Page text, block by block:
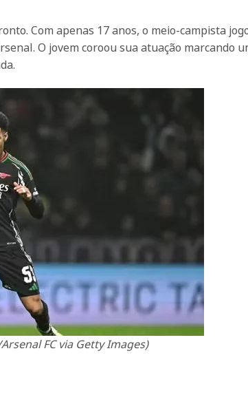
Com apenas 17 anos, o meio-campista
O jovem coroou sua atuação marcando
FC via Getty Images)